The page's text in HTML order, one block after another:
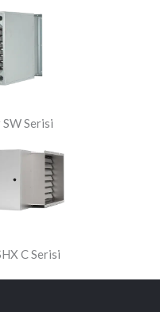
Serisi
C Serisi